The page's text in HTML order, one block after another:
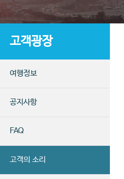
고객광장
여행정보
공지사항
FAQ
고객의 소리